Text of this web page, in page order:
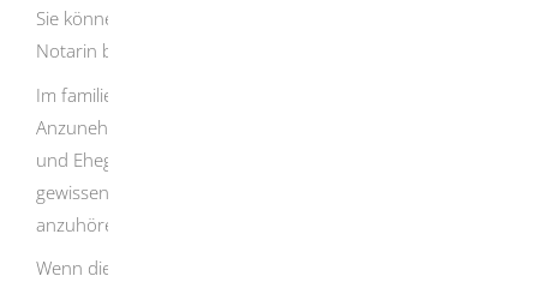
Sie können damit auch einen Notar beziehungsweise eine
Notarin beauftragen.
Im familiengerichtlichen Verfahren haben der oder die
Anzunehmende, die Annehmenden sowie deren Kinder
und Ehegatten ein Anhörungsrecht. Schließlich sind in
gewissen Fällen auch die Eltern des Anzunehmenden
anzuhören.
Wenn die Voraussetzungen für eine Volljährigenadoption